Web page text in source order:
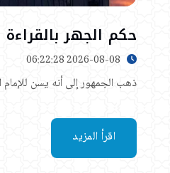
حكم الجهر
ذهب الجمهور إلى أنه يسن